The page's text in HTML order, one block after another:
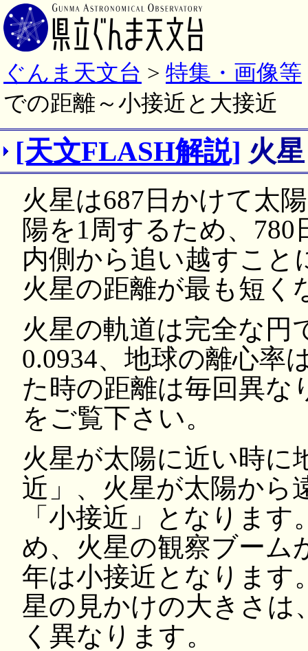
ぐんま天文台 > 特集・画像等
での距離～小接近と大接近
[天文FLASH解説] 火
火星は687日かけて太
陽を1周するため、
内側から追い越すこと
火星の距離が最も短く
火星の軌道は完全な円
0.0934、地球の離心率
た時の距離は毎回異な
をご覧下さい。
火星が太陽に近い時に
近」、火星が太陽から
「小接近」となりま
め、火星の観察ブーム
年は小接近となります
星の見かけの大きさは
く異なります。